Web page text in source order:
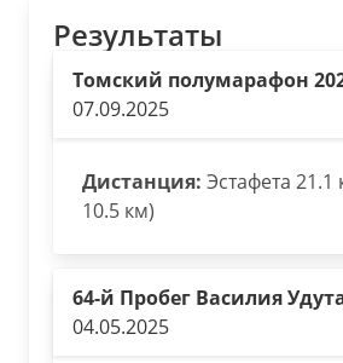
Результаты
Томский полумарафон
07.09.2025
Дистанция: Эстафета 21.1
10.5 км)
64-й Пробег Василия
04.05.2025